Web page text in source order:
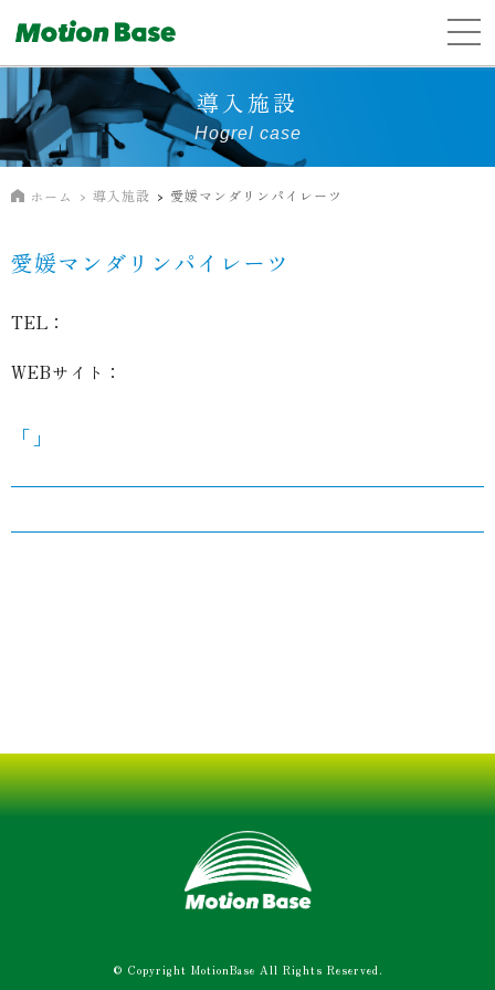
導入施設
Hogrel case
ホーム 導入施設 愛媛マンダリンパイレーツ
愛媛マンダリンパイレーツ
TEL：
WEBサイト：
「」
© Copyright MotionBase All Rights Reserved.